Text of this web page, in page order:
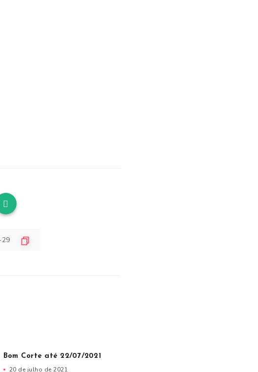
Bom Corte até 22/07/2021
20 de julho de 2021